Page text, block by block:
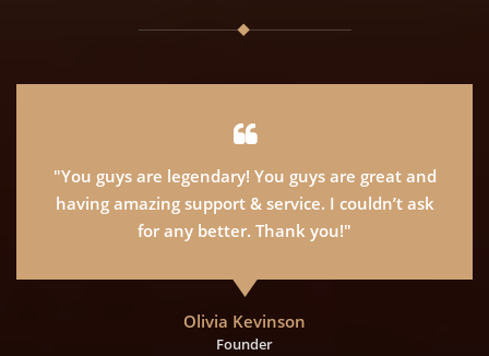
"You guys are legendary! You guys are great and
having amazing support & service. I couldn’t ask
for any better. Thank you!"
Olivia Kevinson
Founder